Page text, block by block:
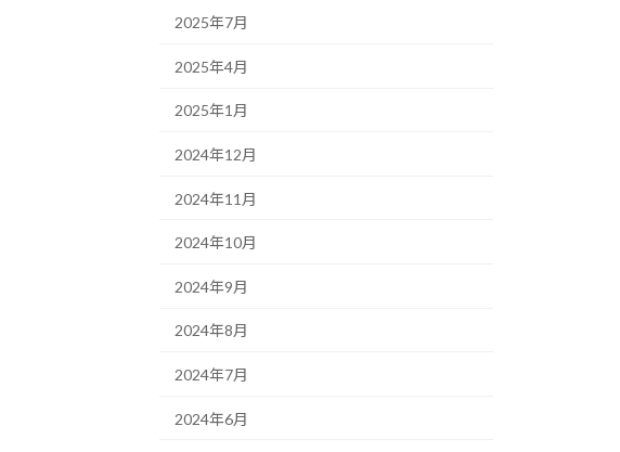
2025年7月
2025年4月
2025年1月
2024年12月
2024年11月
2024年10月
2024年9月
2024年8月
2024年7月
2024年6月